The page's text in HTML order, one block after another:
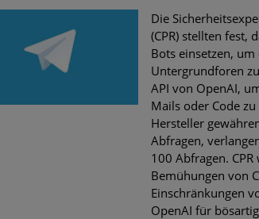
Digitale Assets aller Arten
Ungebremster Aufstieg:
unterschätzen
Weiterentwicklung der
Phishing-Trend:
Aktuelle Phishing-
Die
(CPR) stellten fest,
Bots einsetzen, um
Untergrundforen
API von OpenAI,
Mails oder Code
Hersteller
Abfragen,
100 Abfragen.
Bemühungen von
Einschränkungen
OpenAI für